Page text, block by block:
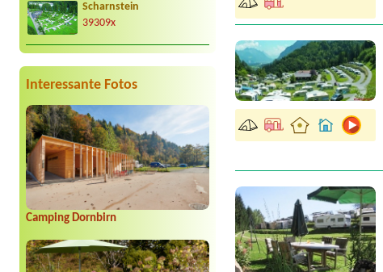
Scharnstein
39309x
Interessante Fotos
Camping Dornbirn